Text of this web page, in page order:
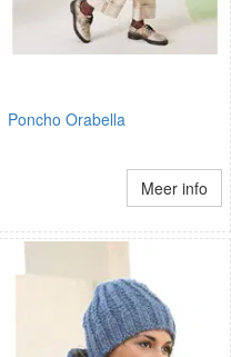
Poncho Orabella
Meer info